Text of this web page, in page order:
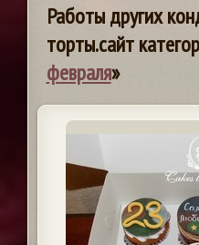
Работы других
торты.сайт
февраля»